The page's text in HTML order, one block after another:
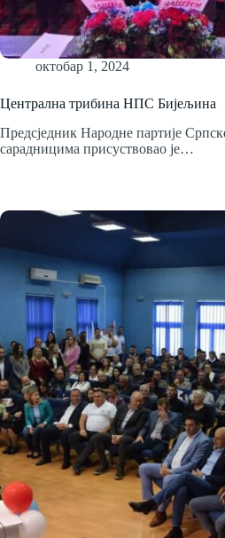
октобар 1, 2024
Централна трибина НПС Бијељина
Предсједник Народне партије
сарадницима присуствовао је…